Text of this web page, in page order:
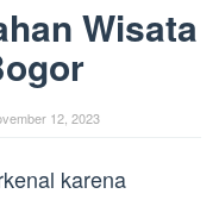
Wisata
12, 2023
karena